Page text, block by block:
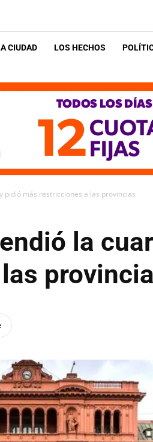
CIUDAD LOS HECHOS
pidió más restricciones a las provincias
la